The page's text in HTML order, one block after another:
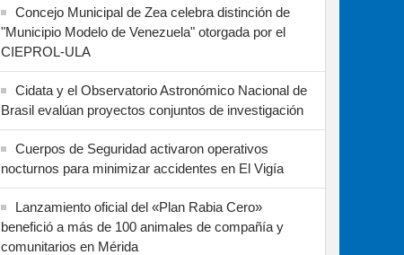
Concejo Municipal de Zea celebra distinción de
"Municipio Modelo de Venezuela" otorgada por el
CIEPROL-ULA
Cidata y el Observatorio Astronómico Nacional de
Brasil evalúan proyectos conjuntos de investigación
Cuerpos de Seguridad activaron operativos
nocturnos para minimizar accidentes en El Vigía
Lanzamiento oficial del «Plan Rabia Cero»
benefició a más de 100 animales de compañía y
comunitarios en Mérida